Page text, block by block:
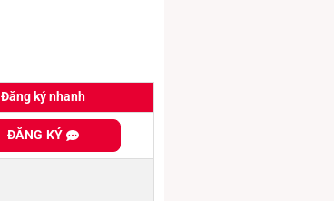
Đăng ký nhanh
ĐĂNG KÝ